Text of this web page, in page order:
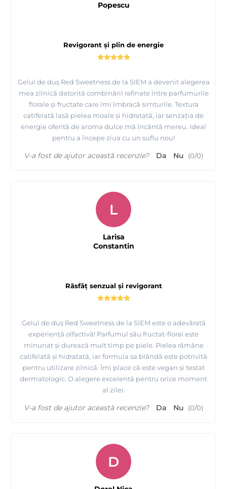
Revigorant și plin de energie
Gelul de duș Red Sweetness de la SIEM a devenit alegerea
mea zilnică datorită combinării rafinate între parfumurile
florale și fructate care îmi îmbracă simțurile. Textura
catifelată lasă pielea moale și hidratată, iar senzația de
energie oferită de aroma dulce mă încântă mereu. Ideal
pentru a începe ziua cu un suflu nou!
Popescu
V-a fost de ajutor această recenzie? Da Nu (0/0)
Răsfăț senzual și revigorant
Gelul de duș Red Sweetness de la SIEM este o adevărată
experiență olfactivă! Parfumul său fructat-floral este
minunat și durează mult timp pe piele. Pielea rămâne
catifelată și hidratată, iar formula sa blândă este potrivită
pentru utilizare zilnică. Îmi place că este vegan și testat
dermatologic. O alegere excelentă pentru orice moment
al zilei.
L
Larisa
Constantin
V-a fost de ajutor această recenzie? Da Nu (0/0)
D